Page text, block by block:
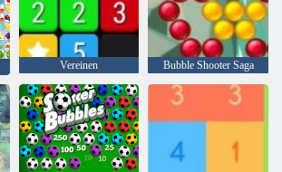
Vereinen Bubble Shooter Saga